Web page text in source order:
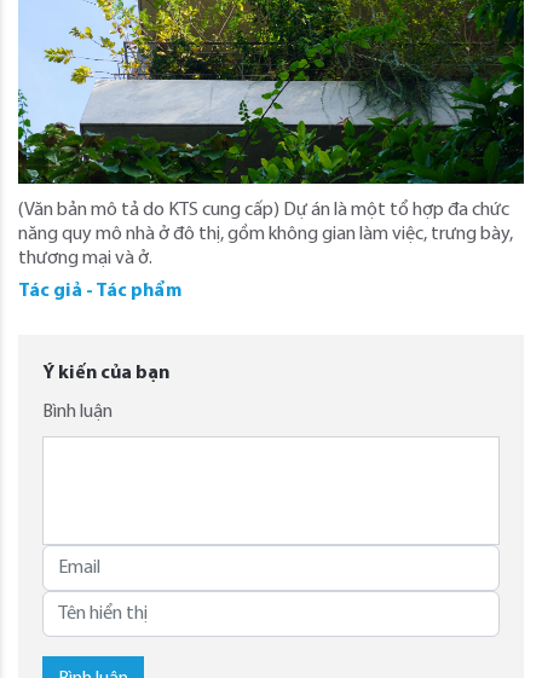
(Văn bản mô tả do KTS cung cấp) Dự án là một tổ hợp đa chức
năng quy mô nhà ở đô thị, gồm không gian làm việc, trưng bày,
thương mại và ở.
Tác giả - Tác phẩm
Ý kiến của bạn
Bình luận